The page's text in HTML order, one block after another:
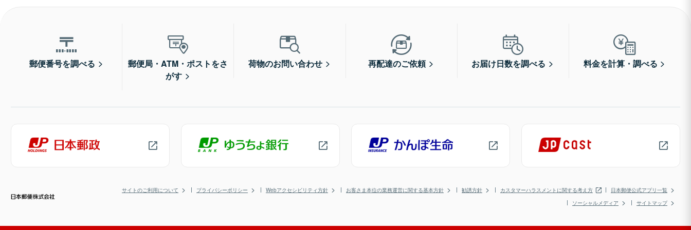
郵便番号を調べる
郵便局・ATM・ポストをさ
がす
荷物のお問い合わせ 再配達のご依頼 お届け日数を調べる 料金を計算・調べる
サイトのご利用について プライバシーポリシー Webアクセシビリティ方針 お客さま本位の業務運営に関する基本方針 勧誘方針 カスタマーハラスメントに関する考え方
日本郵便公式アプリ一覧
ソーシャルメディア
サイトマップ